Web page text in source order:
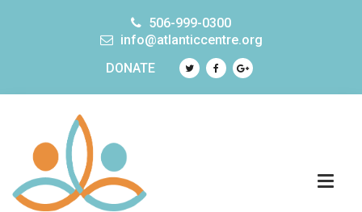
506-999-0300
info@atlanticcentre.org
DONATE